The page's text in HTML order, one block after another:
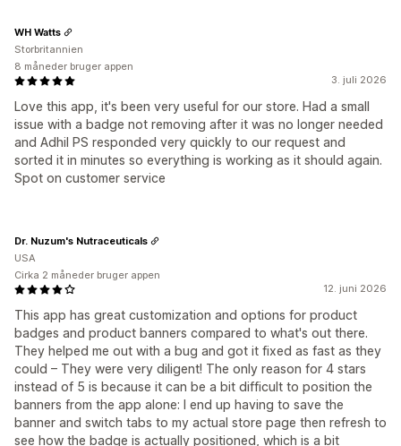
3. juli 2026
Love this app, it's been very useful for our store. Had a small
issue with a badge not removing after it was no longer needed
and Adhil PS responded very quickly to our request and
sorted it in minutes so everything is working as it should again.
Spot on customer service
WH Watts
Storbritannien
8 måneder bruger appen
12. juni 2026
This app has great customization and options for product
badges and product banners compared to what's out there.
They helped me out with a bug and got it fixed as fast as they
could – They were very diligent! The only reason for 4 stars
instead of 5 is because it can be a bit difficult to position the
banners from the app alone: I end up having to save the
banner and switch tabs to my actual store page then refresh to
see how the badge is actually positioned, which is a bit
Dr. Nuzum's Nutraceuticals
USA
Cirka 2 måneder bruger appen